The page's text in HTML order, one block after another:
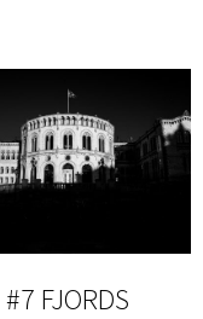
#7 FJORDS